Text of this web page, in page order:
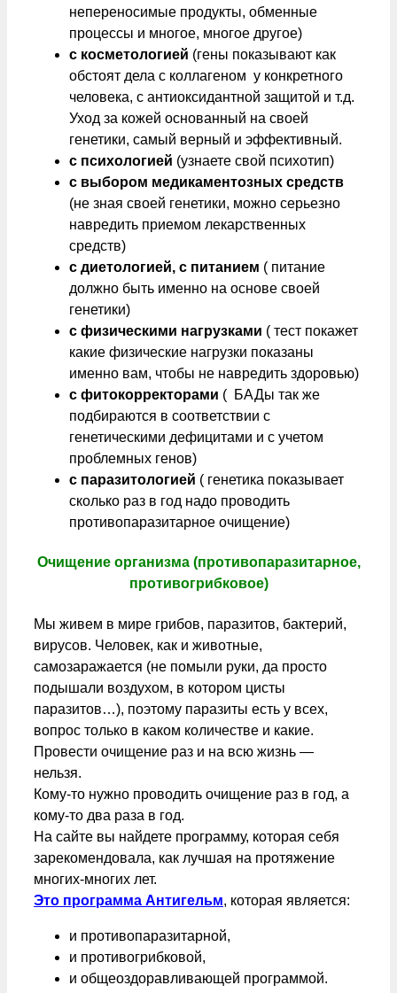
непереносимые продукты, обменные
процессы и многое, многое другое)
с косметологией (гены показывают как
обстоят дела с коллагеном у конкретного
человека, с антиоксидантной защитой и т.д.
Уход за кожей основанный на своей
генетики, самый верный и эффективный.
с психологией (узнаете свой психотип)
с выбором медикаментозных средств
(не зная своей генетики, можно серьезно
навредить приемом лекарственных
средств)
с диетологией, с питанием ( питание
должно быть именно на основе своей
генетики)
с физическими нагрузками ( тест покажет
какие физические нагрузки показаны
именно вам, чтобы не навредить здоровью)
с фитокорректорами ( БАДы так же
подбираются в соответствии с
генетическими дефицитами и с учетом
проблемных генов)
с паразитологией ( генетика показывает
сколько раз в год надо проводить
противопаразитарное очищение)
Очищение организма (противопаразитарное,
противогрибковое)
Мы живем в мире грибов, паразитов, бактерий,
вирусов. Человек, как и животные,
самозаражается (не помыли руки, да просто
подышали воздухом, в котором цисты
паразитов…), поэтому паразиты есть у всех,
вопрос только в каком количестве и какие.
Провести очищение раз и на всю жизнь —
нельзя.
Кому-то нужно проводить очищение раз в год, а
кому-то два раза в год.
На сайте вы найдете программу, которая себя
зарекомендовала, как лучшая на протяжение
многих-многих лет.
Это программа Антигельм, которая является:
и противопаразитарной,
и противогрибковой,
и общеоздоравливающей программой.